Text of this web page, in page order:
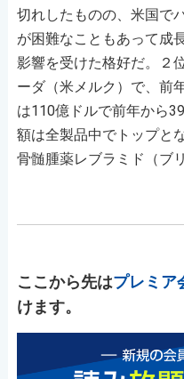
切れしたものの、米国で
が困難なこともあって成
影響を受けた格好だ。２
ーダ（米メルク）で、前
は110億ドルで前年から
額は全製品中でトップと
骨髄腫薬レブラミド（ブ
ここから先はプレミア
けます。